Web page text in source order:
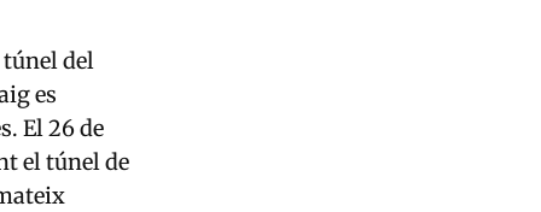
túnel del
es
El 26 de
el túnel de